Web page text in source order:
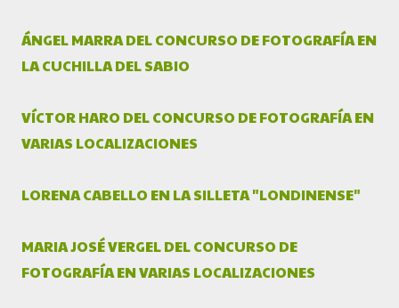
ÁNGEL MARRA DEL CONCURSO DE FOTOGRAFÍA EN
LA CUCHILLA DEL SABIO
VÍCTOR HARO DEL CONCURSO DE FOTOGRAFÍA EN
VARIAS LOCALIZACIONES
LORENA CABELLO EN LA SILLETA "LONDINENSE"
MARIA JOSÉ VERGEL DEL CONCURSO DE
FOTOGRAFÍA EN VARIAS LOCALIZACIONES